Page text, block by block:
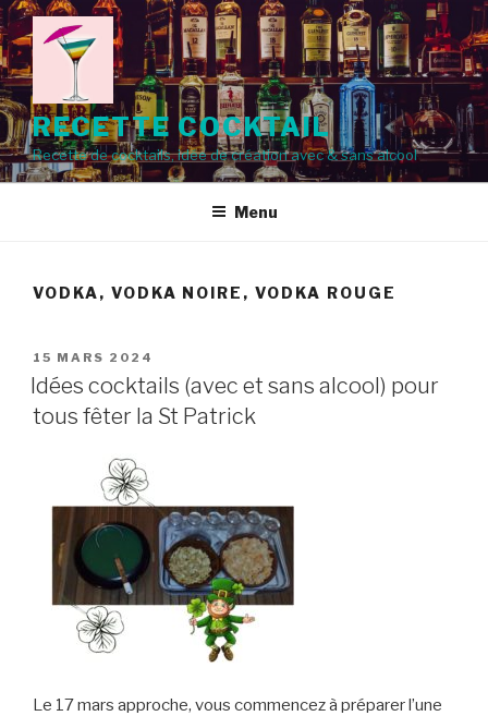
Aller
au
contenu
principal
RECETTE COCKTAIL
Recette de cocktails, idée de création avec & sans alcool
Menu
VODKA, VODKA NOIRE, VODKA ROUGE
PUBLIÉ
LE
15 MARS 2024
Idées cocktails (avec et sans alcool) pour
tous fêter la St Patrick
Le 17 mars approche, vous commencez à préparer l’une